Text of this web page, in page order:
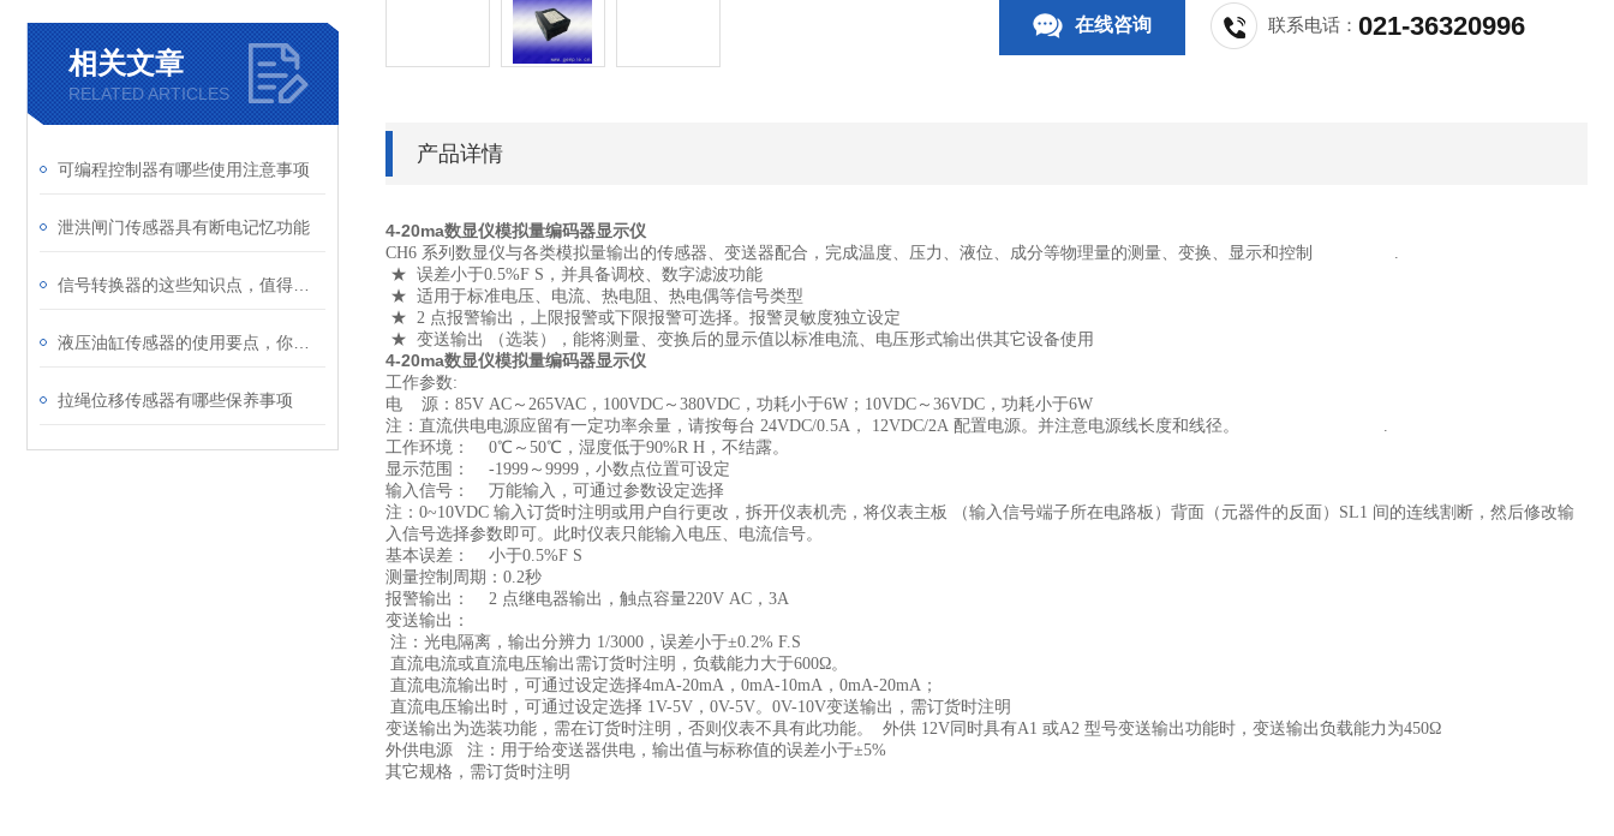
相关文章
RELATED ARTICLES
可编程控制器有哪些使用注意事项
泄洪闸门传感器具有断电记忆功能
拉绳位移传感器有哪些保养事项
在线咨询 联系电话：021-36320996
产品详情
4-20ma数显仪模拟量编码器显示仪
CH6 系列数显仪与各类模拟量输出的传感器、变送器配合，完成温度、压力、液位、成分等物理量的测量、变换、显示和控制
.
★ 误差小于0.5%F S，并具备调校、数字滤波功能
★ 适用于标准电压、电流、热电阻、热电偶等信号类型
★ 2 点报警输出，上限报警或下限报警可选择。报警灵敏度独立设定
★ 变送输出 （选装），能将测量、变换后的显示值以标准电流、电压形式输出供其它设备使用
4-20ma数显仪模拟量编码器显示仪
工作参数:
电 源：85V AC～265VAC，100VDC～380VDC，功耗小于6W；10VDC～36VDC，功耗小于6W
注：直流供电电源应留有一定功率余量，请按每台 24VDC/0.5A， 12VDC/2A 配置电源。并注意电源线长度和线径。
.
工作环境： 0℃～50℃，湿度低于90%R H，不结露。
显示范围： -1999 ～ 9999，小数点位置可设定
输入信号： 万能输入，可通过参数设定选择
注：0~10VDC 输入订货时注明或用户自行更改，拆开仪表机壳，将仪表主板 （输入信号端子所在电路板）背面 （元器件的反面）SL1 间的连线割断，然后修改输
入信号选择参数即可。此时仪表只能输入电压、电流信号。
基本误差： 小于0.5%F S
测量控制周期：0.2秒
报警输出： 2 点继电器输出，触点容量220V AC，3A
变送输出：
注：光电隔离，输出分辨力 1/3000，误差小于±0.2% F.S
直流电流或直流电压输出需订货时注明，负载能力大于600Ω。
直流电流输出时，可通过设定选择4mA-20mA，0mA-10mA，0mA-20mA；
直流电压输出时，可通过设定选择 1V-5V，0V-5V。0V-10V变送输出，需订货时注明
变送输出为选装功能，需在订货时注明，否则仪表不具有此功能。 外供 12V同时具有A1 或A2 型号变送输出功能时，变送输出负载能力为450Ω
外供电源 注：用于给变送器供电，输出值与标称值的误差小于±5%
其它规格，需订货时注明